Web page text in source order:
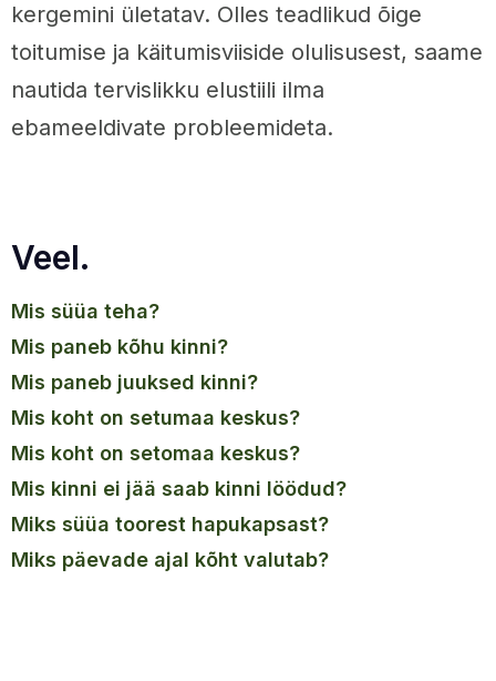
kergemini ületatav. Olles teadlikud õige
toitumise ja käitumisviiside olulisusest, saame
nautida tervislikku elustiili ilma
ebameeldivate probleemideta.
Veel.
mis süüa teha?
mis paneb kõhu kinni?
mis paneb juuksed kinni?
mis koht on setumaa keskus?
mis koht on setomaa keskus?
mis kinni ei jää saab kinni löödud?
miks süüa toorest hapukapsast?
miks päevade ajal kõht valutab?